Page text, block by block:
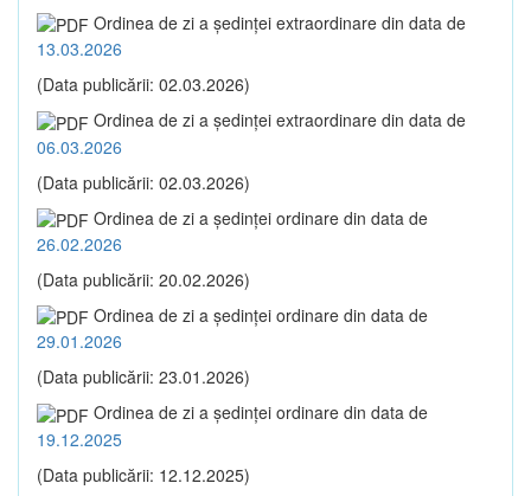
Ordinea de zi a şedinţei extraordinare din data de
13.03.2026
(Data publicării: 02.03.2026)
Ordinea de zi a şedinţei extraordinare din data de
06.03.2026
(Data publicării: 02.03.2026)
Ordinea de zi a şedinţei ordinare din data de
26.02.2026
(Data publicării: 20.02.2026)
Ordinea de zi a şedinţei ordinare din data de
29.01.2026
(Data publicării: 23.01.2026)
Ordinea de zi a şedinţei ordinare din data de
19.12.2025
(Data publicării: 12.12.2025)